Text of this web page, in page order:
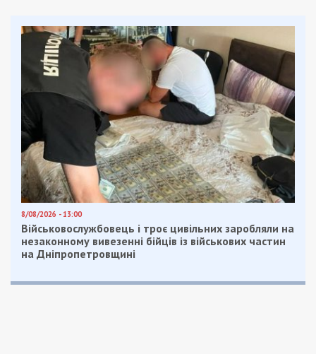
8/08/2026 - 13:00
Військовослужбовець і троє цивільних заробляли на
незаконному вивезенні бійців із військових частин
на Дніпропетровщині